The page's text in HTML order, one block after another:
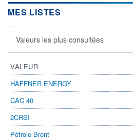
MES LISTES
Valeurs les plus consultées
VALEUR
HAFFNER ENERGY
CAC 40
2CRSI
Pétrole Brent